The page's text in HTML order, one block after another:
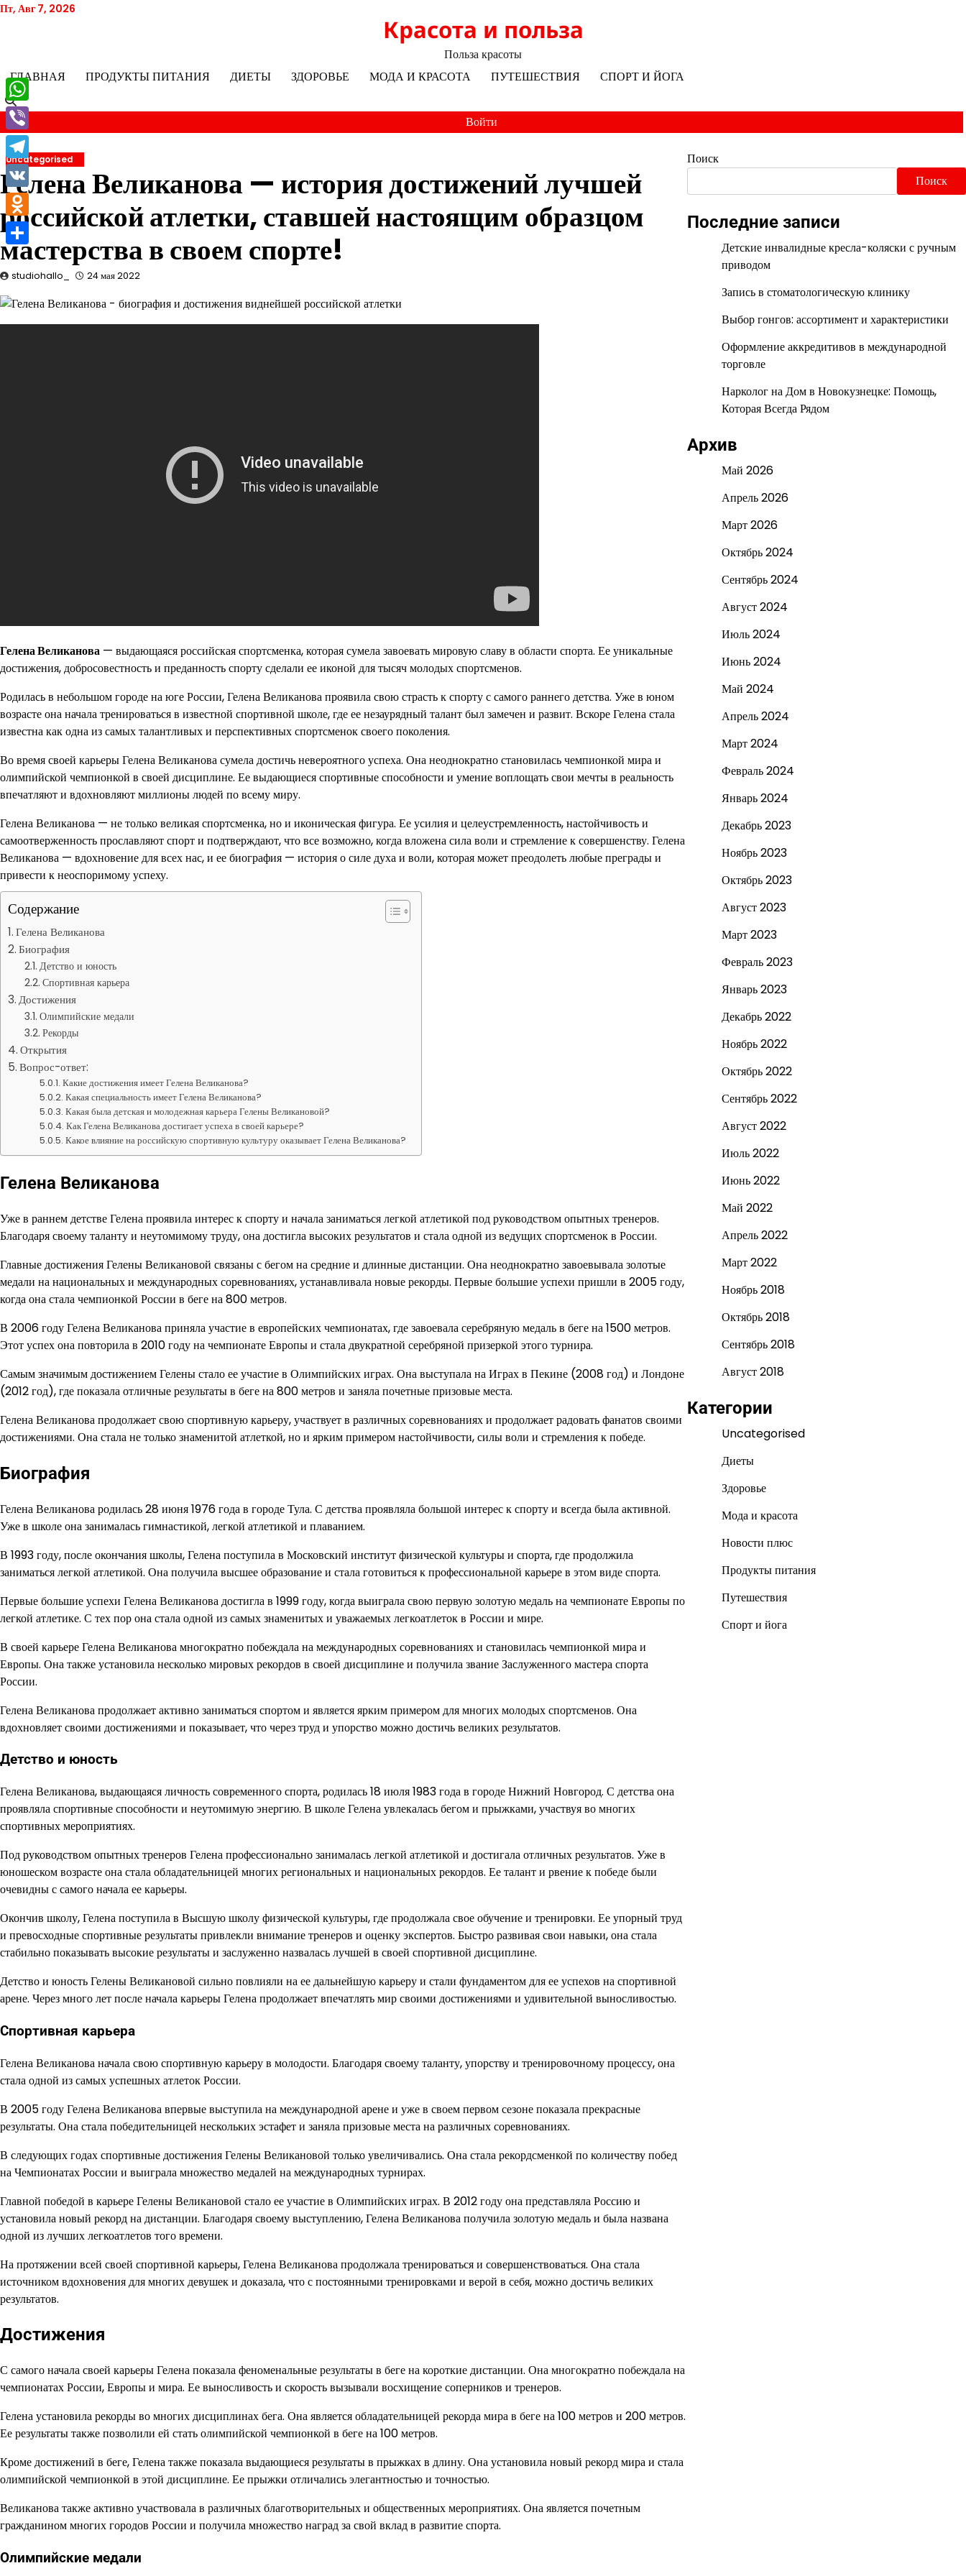
Перейти
Пт, Авг 7, 2026
Красота и польза
Польза красоты
ГЛАВНАЯ
ПРОДУКТЫ ПИТАНИЯ ДИЕТЫ ЗДОРОВЬЕ МОДА И КРАСОТА ПУТЕШЕСТВИЯ СПОРТ И ЙОГА
Войти
Uncategorised
Гелена Великанова — история достижений лучшей
российской атлетки, ставшей настоящим образцом
мастерства в своем спорте!
studiohallo_ 24 мая 2022
Гелена Великанова — выдающаяся российская спортсменка, которая сумела завоевать мировую славу в области спорта. Ее уникальные
достижения, добросовестность и преданность спорту сделали ее иконой для тысяч молодых спортсменов.
Родилась в небольшом городе на юге России, Гелена Великанова проявила свою страсть к спорту с самого раннего детства. Уже в юном
возрасте она начала тренироваться в известной спортивной школе, где ее незаурядный талант был замечен и развит. Вскоре Гелена стала
известна как одна из самых талантливых и перспективных спортсменок своего поколения.
Во время своей карьеры Гелена Великанова сумела достичь невероятного успеха. Она неоднократно становилась чемпионкой мира и
олимпийской чемпионкой в своей дисциплине. Ее выдающиеся спортивные способности и умение воплощать свои мечты в реальность
впечатляют и вдохновляют миллионы людей по всему миру.
Гелена Великанова — не только великая спортсменка, но и иконическая фигура. Ее усилия и целеустремленность, настойчивость и
самоотверженность прославляют спорт и подтверждают, что все возможно, когда вложена сила воли и стремление к совершенству. Гелена
Великанова — вдохновение для всех нас, и ее биография — история о силе духа и воли, которая может преодолеть любые преграды и
привести к неоспоримому успеху.
Содержание
Гелена Великанова
Биография
Детство и юность
Спортивная карьера
Достижения
Олимпийские медали
Рекорды
Открытия
Вопрос-ответ:
Какие достижения имеет Гелена Великанова?
Какая специальность имеет Гелена Великанова?
Какая была детская и молодежная карьера Гелены Великановой?
Как Гелена Великанова достигает успеха в своей карьере?
Какое влияние на российскую спортивную культуру оказывает Гелена Великанова?
Гелена Великанова
Уже в раннем детстве Гелена проявила интерес к спорту и начала заниматься легкой атлетикой под руководством опытных тренеров.
Благодаря своему таланту и неутомимому труду, она достигла высоких результатов и стала одной из ведущих спортсменок в России.
Главные достижения Гелены Великановой связаны с бегом на средние и длинные дистанции. Она неоднократно завоевывала золотые
медали на национальных и международных соревнованиях, устанавливала новые рекорды. Первые большие успехи пришли в 2005 году,
когда она стала чемпионкой России в беге на 800 метров.
В 2006 году Гелена Великанова приняла участие в европейских чемпионатах, где завоевала серебряную медаль в беге на 1500 метров.
Этот успех она повторила в 2010 году на чемпионате Европы и стала двукратной серебряной призеркой этого турнира.
Самым значимым достижением Гелены стало ее участие в Олимпийских играх. Она выступала на Играх в Пекине (2008 год) и Лондоне
(2012 год), где показала отличные результаты в беге на 800 метров и заняла почетные призовые места.
Гелена Великанова продолжает свою спортивную карьеру, участвует в различных соревнованиях и продолжает радовать фанатов своими
достижениями. Она стала не только знаменитой атлеткой, но и ярким примером настойчивости, силы воли и стремления к победе.
Биография
Гелена Великанова родилась 28 июня 1976 года в городе Тула. С детства проявляла большой интерес к спорту и всегда была активной.
Уже в школе она занималась гимнастикой, легкой атлетикой и плаванием.
В 1993 году, после окончания школы, Гелена поступила в Московский институт физической культуры и спорта, где продолжила
заниматься легкой атлетикой. Она получила высшее образование и стала готовиться к профессиональной карьере в этом виде спорта.
Первые большие успехи Гелена Великанова достигла в 1999 году, когда выиграла свою первую золотую медаль на чемпионате Европы по
легкой атлетике. С тех пор она стала одной из самых знаменитых и уважаемых легкоатлеток в России и мире.
В своей карьере Гелена Великанова многократно побеждала на международных соревнованиях и становилась чемпионкой мира и
Европы. Она также установила несколько мировых рекордов в своей дисциплине и получила звание Заслуженного мастера спорта
России.
Гелена Великанова продолжает активно заниматься спортом и является ярким примером для многих молодых спортсменов. Она
вдохновляет своими достижениями и показывает, что через труд и упорство можно достичь великих результатов.
Детство и юность
Гелена Великанова, выдающаяся личность современного спорта, родилась 18 июля 1983 года в городе Нижний Новгород. С детства она
проявляла спортивные способности и неутомимую энергию. В школе Гелена увлекалась бегом и прыжками, участвуя во многих
спортивных мероприятиях.
Под руководством опытных тренеров Гелена профессионально занималась легкой атлетикой и достигала отличных результатов. Уже в
юношеском возрасте она стала обладательницей многих региональных и национальных рекордов. Ее талант и рвение к победе были
очевидны с самого начала ее карьеры.
Окончив школу, Гелена поступила в Высшую школу физической культуры, где продолжала свое обучение и тренировки. Ее упорный труд
и превосходные спортивные результаты привлекли внимание тренеров и оценку экспертов. Быстро развивая свои навыки, она стала
стабильно показывать высокие результаты и заслуженно назвалась лучшей в своей спортивной дисциплине.
Детство и юность Гелены Великановой сильно повлияли на ее дальнейшую карьеру и стали фундаментом для ее успехов на спортивной
арене. Через много лет после начала карьеры Гелена продолжает впечатлять мир своими достижениями и удивительной выносливостью.
Спортивная карьера
Гелена Великанова начала свою спортивную карьеру в молодости. Благодаря своему таланту, упорству и тренировочному процессу, она
стала одной из самых успешных атлеток России.
В 2005 году Гелена Великанова впервые выступила на международной арене и уже в своем первом сезоне показала прекрасные
результаты. Она стала победительницей нескольких эстафет и заняла призовые места на различных соревнованиях.
В следующих годах спортивные достижения Гелены Великановой только увеличивались. Она стала рекордсменкой по количеству побед
на Чемпионатах России и выиграла множество медалей на международных турнирах.
Главной победой в карьере Гелены Великановой стало ее участие в Олимпийских играх. В 2012 году она представляла Россию и
установила новый рекорд на дистанции. Благодаря своему выступлению, Гелена Великанова получила золотую медаль и была названа
одной из лучших легкоатлетов того времени.
На протяжении всей своей спортивной карьеры, Гелена Великанова продолжала тренироваться и совершенствоваться. Она стала
источником вдохновения для многих девушек и доказала, что с постоянными тренировками и верой в себя, можно достичь великих
результатов.
Достижения
С самого начала своей карьеры Гелена показала феноменальные результаты в беге на короткие дистанции. Она многократно побеждала на
чемпионатах России, Европы и мира. Ее выносливость и скорость вызывали восхищение соперников и тренеров.
Гелена установила рекорды во многих дисциплинах бега. Она является обладательницей рекорда мира в беге на 100 метров и 200 метров.
Ее результаты также позволили ей стать олимпийской чемпионкой в беге на 100 метров.
Кроме достижений в беге, Гелена также показала выдающиеся результаты в прыжках в длину. Она установила новый рекорд мира и стала
олимпийской чемпионкой в этой дисциплине. Ее прыжки отличались элегантностью и точностью.
Великанова также активно участвовала в различных благотворительных и общественных мероприятиях. Она является почетным
гражданином многих городов России и получила множество наград за свой вклад в развитие спорта.
Олимпийские медали
Поиск
Поиск
Последние записи
Детские инвалидные кресла-коляски с ручным
приводом
Запись в стоматологическую клинику
Выбор гонгов: ассортимент и характеристики
Оформление аккредитивов в международной
торговле
Нарколог на Дом в Новокузнецке: Помощь,
Которая Всегда Рядом
Архив
Май 2026
Апрель 2026
Март 2026
Октябрь 2024
Сентябрь 2024
Август 2024
Июль 2024
Июнь 2024
Май 2024
Апрель 2024
Март 2024
Февраль 2024
Январь 2024
Декабрь 2023
Ноябрь 2023
Октябрь 2023
Август 2023
Март 2023
Февраль 2023
Январь 2023
Декабрь 2022
Ноябрь 2022
Октябрь 2022
Сентябрь 2022
Август 2022
Июль 2022
Июнь 2022
Май 2022
Апрель 2022
Март 2022
Ноябрь 2018
Октябрь 2018
Сентябрь 2018
Август 2018
Категории
Uncategorised
Диеты
Здоровье
Мода и красота
Новости плюс
Продукты питания
Путешествия
Спорт и йога
WhatsApp
Viber
Telegram
VK
Odnoklassniki
Отправить